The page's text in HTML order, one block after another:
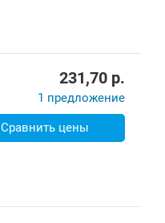
231,70 p.
1 предложение
Сравнить цены